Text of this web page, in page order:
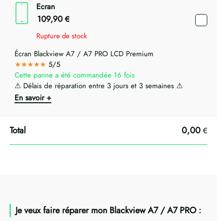
Ecran
109,90 €
Rupture de stock
Écran Blackview A7 / A7 PRO LCD Premium
★★★★★ 5/5
Cette panne a été commandée 16 fois
⚠ Délais de réparation entre 3 jours et 3 semaines ⚠
En savoir +
0,00 €
Je veux faire réparer mon Blackview A7 / A7 PRO :